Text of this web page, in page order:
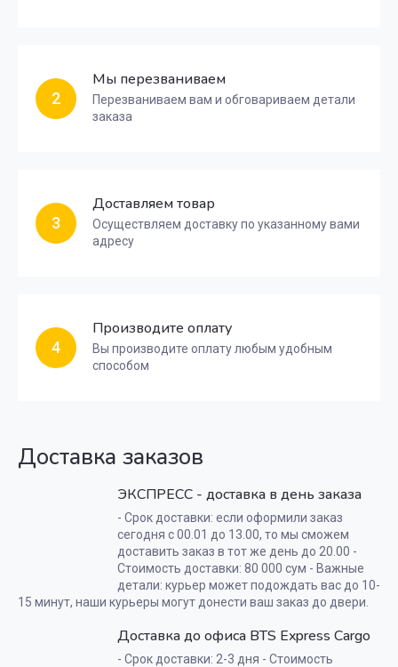
2
Мы перезваниваем
Перезваниваем вам и обговариваем детали
заказа
3
Доставляем товар
Осуществляем доставку по указанному вами
адресу
4
Производите оплату
Вы производите оплату любым удобным
способом
Доставка заказов
ЭКСПРЕСС - доставка в день заказа
- Срок доставки: если оформили заказ
сегодня с 00.01 до 13.00, то мы сможем
доставить заказ в тот же день до 20.00 -
Стоимость доставки: 80 000 сум - Важные
детали: курьер может подождать вас до 10-
15 минут, наши курьеры могут донести ваш заказ до двери.
Доставка до офиса BTS Express Cargo
- Срок доставки: 2-3 дня - Стоимость